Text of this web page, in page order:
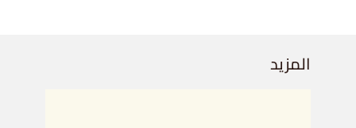
المزيد